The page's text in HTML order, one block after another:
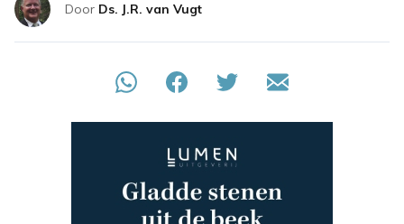
Door Ds. J.R. van Vugt